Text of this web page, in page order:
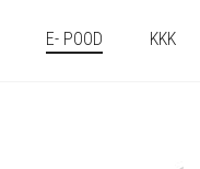
E- POOD KKK